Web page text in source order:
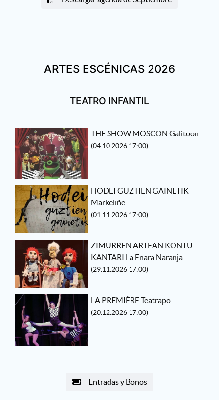
ARTES ESCÉNICAS 2026
TEATRO INFANTIL
THE SHOW MOSCON Galitoon
(04.10.2026 17:00)
HODEI GUZTIEN GAINETIK
Markeliñe
(01.11.2026 17:00)
ZIMURREN ARTEAN KONTU
KANTARI La Enara Naranja
(29.11.2026 17:00)
LA PREMIÈRE Teatrapo
(20.12.2026 17:00)
Entradas y Bonos